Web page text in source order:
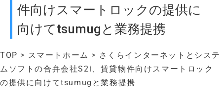
件向けスマートロックの提供に
向けてtsumugと業務提携
TOP > スマートホーム > さくらインターネットとシステ
ムソフトの合弁会社S2i、賃貸物件向けスマートロック
の提供に向けてtsumugと業務提携